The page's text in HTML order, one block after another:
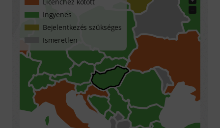
−
Ingyenes
Bejelentkezés szükséges
Ismeretlen